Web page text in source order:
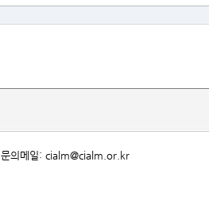
의메일: cialm@cialm.or.kr